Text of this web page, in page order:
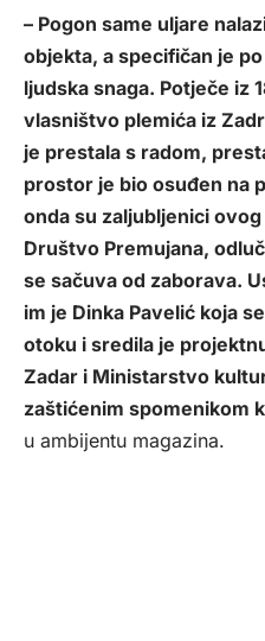
– Pogon same uljare
objekta, a specifičan je
ljudska snaga. Potječe iz
vlasništvo plemića iz
je prestala s radom,
prostor je bio osuđen na
onda su zaljubljenici
Društvo Premujana,
se sačuva od zaborava.
im je Dinka Pavelić koja
otoku i sredila je
Zadar i Ministarstvo
zaštićenim spomenikom
u ambijentu magazina.